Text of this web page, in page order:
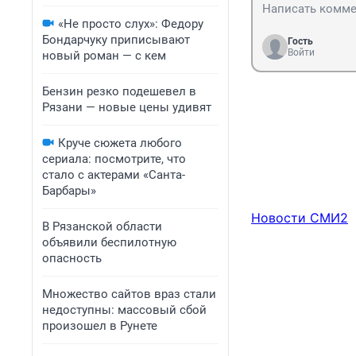
«Не просто слух»: Федору
Бондарчуку приписывают
новый роман — с кем
Бензин резко подешевел в
Рязани — новые цены удивят
Круче сюжета любого
сериала: посмотрите, что
стало с актерами «Санта-
Барбары»
В Рязанской области
объявили беспилотную
опасность
Множество сайтов враз стали
недоступны: массовый сбой
произошел в Рунете
Гость
Войти
Новости СМИ2